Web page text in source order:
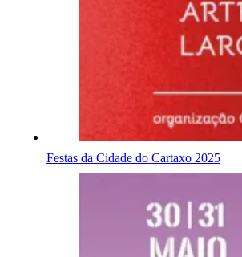
Festas da Cidade do Cartaxo 2025